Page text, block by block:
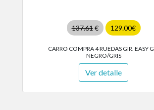
137.61€ 129.00€
CARRO COMPRA 4 RUEDAS GIR. EASY
NEGRO/GRIS
Ver detalle